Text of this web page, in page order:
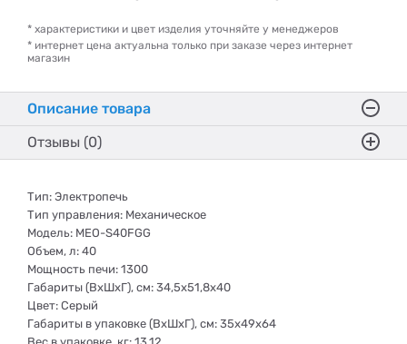
* характеристики и цвет изделия уточняйте у менеджеров
* интернет цена актуальна только при заказе через интернет
магазин
Описание товара
Отзывы (0)
Тип: Электропечь
Тип управления: Механическое
Модель: MEO-S40FGG
Объем, л: 40
Мощность печи: 1300
Габариты (ВхШхГ), см: 34,5х51,8х40
Цвет: Серый
Габариты в упаковке (ВхШхГ), см: 35x49x64